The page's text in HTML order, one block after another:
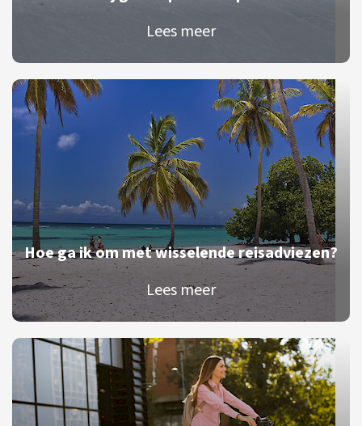
Lees meer
Hoe ga ik om met wisselende reisadviezen?
Lees meer